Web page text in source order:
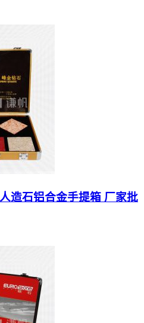
造石铝合金手提箱 厂家批